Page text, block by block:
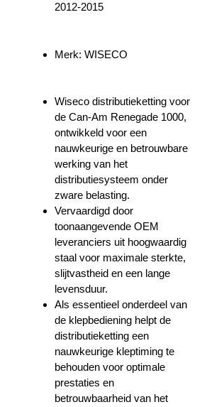
2012-2015
Merk: WISECO
Wiseco distributieketting voor
de Can-Am Renegade 1000,
ontwikkeld voor een
nauwkeurige en betrouwbare
werking van het
distributiesysteem onder
zware belasting.
Vervaardigd door
toonaangevende OEM
leveranciers uit hoogwaardig
staal voor maximale sterkte,
slijtvastheid en een lange
levensduur.
Als essentieel onderdeel van
de klepbediening helpt de
distributieketting een
nauwkeurige kleptiming te
behouden voor optimale
prestaties en
betrouwbaarheid van het